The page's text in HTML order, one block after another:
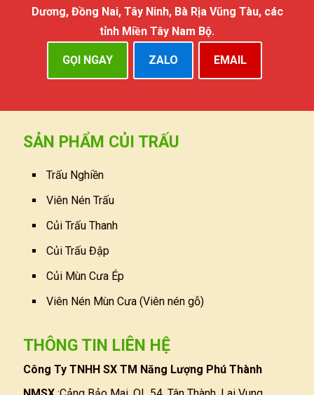
Dương, Đồng Nai, Tây Ninh, Bà Rịa Vũng Tàu, các
tỉnh Miền Tây Nam Bộ.
GỌI NGAY ZALO EMAIL
SẢN PHẨM CỦI TRẤU
Trấu Nghiền
Viên Nén Trấu
Củi Trấu Thanh
Củi Trấu Đập
Củi Mùn Cưa Ép
Viên Nén Mùn Cưa (Viên nén gỗ)
THÔNG TIN LIÊN HỆ
Công Ty TNHH SX TM Năng Lượng Phú Thành